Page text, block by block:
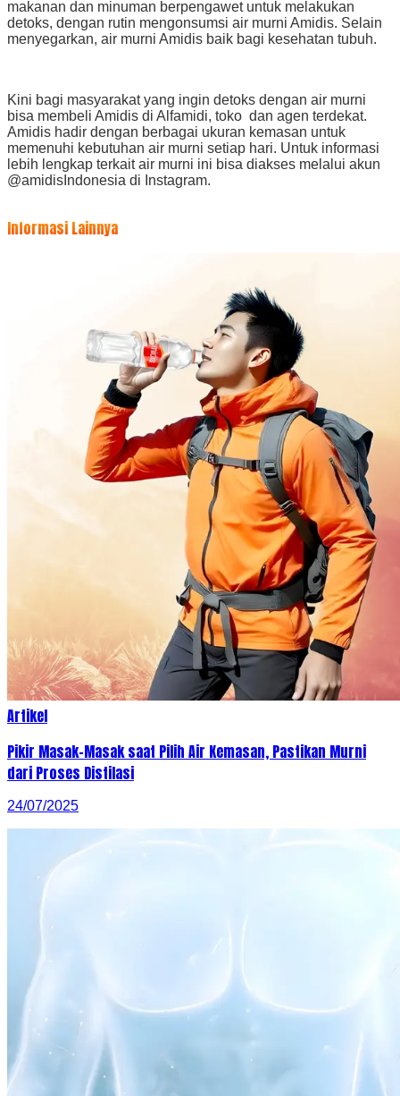
makanan dan minuman berpengawet untuk melakukan
detoks, dengan rutin mengonsumsi air murni Amidis. Selain
menyegarkan, air murni Amidis baik bagi kesehatan tubuh.
Kini bagi masyarakat yang ingin detoks dengan air murni
bisa membeli Amidis di Alfamidi, toko dan agen terdekat.
Amidis hadir dengan berbagai ukuran kemasan untuk
memenuhi kebutuhan air murni setiap hari. Untuk informasi
lebih lengkap terkait air murni ini bisa diakses melalui akun
@amidisIndonesia di Instagram.
Informasi Lainnya
Artikel
Pikir Masak-Masak saat Pilih Air Kemasan, Pastikan Murni
dari Proses Distilasi
24/07/2025